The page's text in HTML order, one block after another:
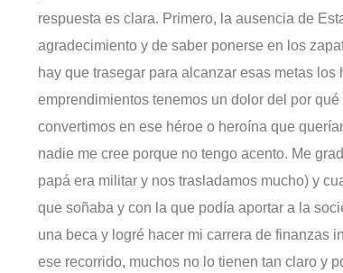
respuesta es clara. Primero, la ausencia de
agradecimiento y de saber ponerse en los
hay que trasegar para alcanzar esas metas los
emprendimientos tenemos un dolor del por
convertimos en ese héroe o heroína que
nadie me cree porque no tengo acento. Me
papá era militar y nos trasladamos mucho) y
que soñaba y con la que podía aportar a la
una beca y logré hacer mi carrera de finanzas
ese recorrido, muchos no lo tienen tan claro y